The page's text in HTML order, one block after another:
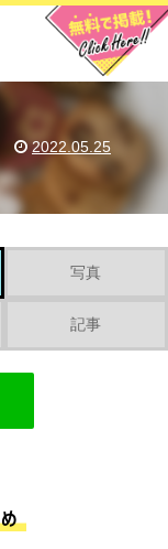
2022.05.25
写真
記事